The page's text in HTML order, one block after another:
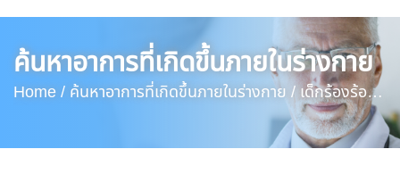
ค้นหาอาการที่เกิดขึ้นภายในร่างกาย
Home / ค้นหาอาการที่เกิดขึ้นภายในร่างกาย / เด็กร้องร้อย